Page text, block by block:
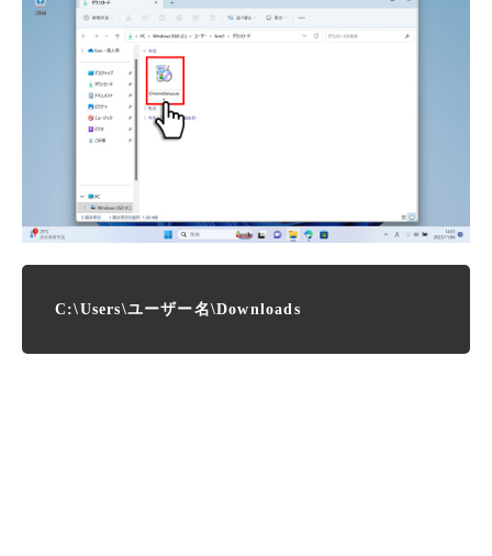
C:\Users\ユーザー名\Downloads